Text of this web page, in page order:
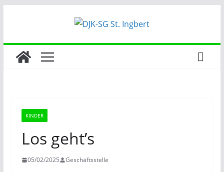
KINDER
Los geht’s
05/02/2025 Geschäftsstelle